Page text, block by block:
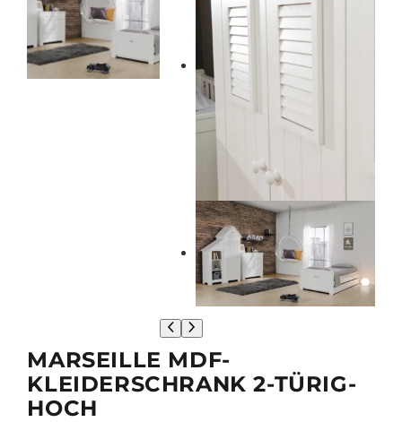
MARSEILLE MDF-
KLEIDERSCHRANK 2-TÜRIG-
HOCH